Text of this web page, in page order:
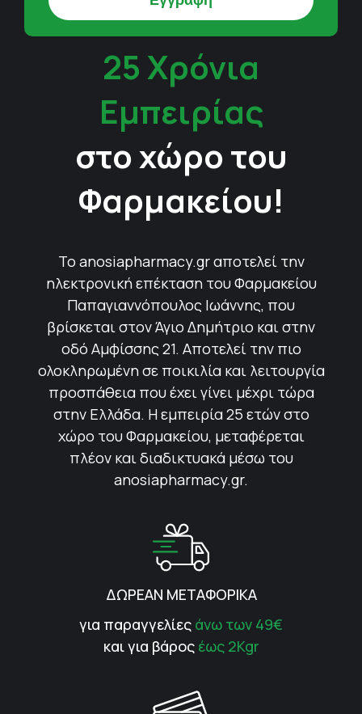
25 Χρόνια
Εμπειρίας
στο χώρο του
Φαρμακείου!
Το anosiapharmacy.gr αποτελεί την
ηλεκτρονική επέκταση του Φαρμακείου
Παπαγιαννόπουλος Ιωάννης, που
βρίσκεται στον Άγιο Δημήτριο και στην
οδό Αμφίσσης 21. Αποτελεί την πιο
ολοκληρωμένη σε ποικιλία και λειτουργία
προσπάθεια που έχει γίνει μέχρι τώρα
στην Ελλάδα. Η εμπειρία 25 ετών στο
χώρο του Φαρμακείου, μεταφέρεται
πλέον και διαδικτυακά μέσω του
anosiapharmacy.gr.
ΔΩΡΕΑΝ ΜΕΤΑΦΟΡΙΚΑ
για παραγγελίες άνω των 49€
και για βάρος έως 2Kgr